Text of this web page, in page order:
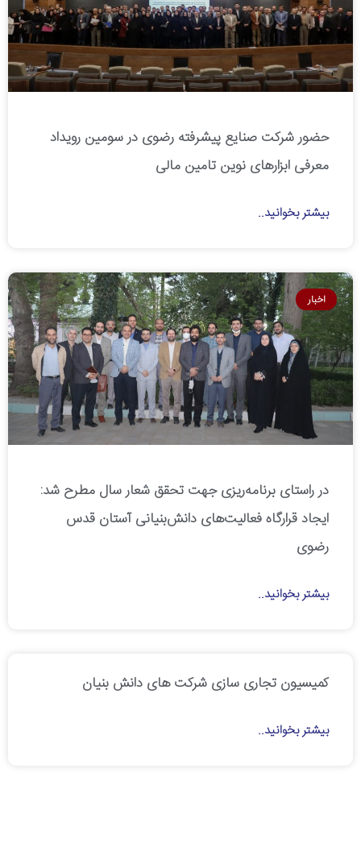
حضور شرکت صنایع پیشرفته رضوی در سومین رویداد
معرفی ابزارهای نوین تامین مالی
بیشتر بخوانید..
اخبار
در راستای برنامه‌ریزی جهت تحقق شعار سال مطرح شد:
ایجاد قرارگاه فعالیت‌های دانش‌بنیانی آستان قدس
رضوی
بیشتر بخوانید..
کمیسیون تجاری سازی شرکت های دانش بنیان
بیشتر بخوانید..